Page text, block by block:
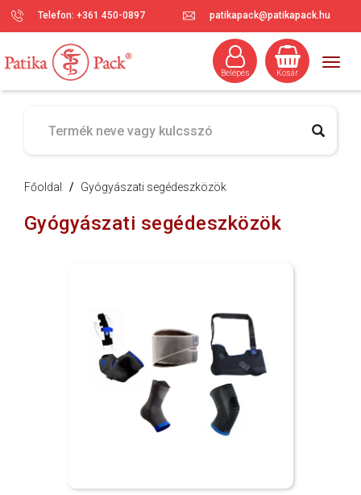
Telefon: +361 450-0897 patikapack@patikapack.hu
Kosár
Belépés
Főoldal / Gyógyászati segédeszközök
Gyógyászati segédeszközök